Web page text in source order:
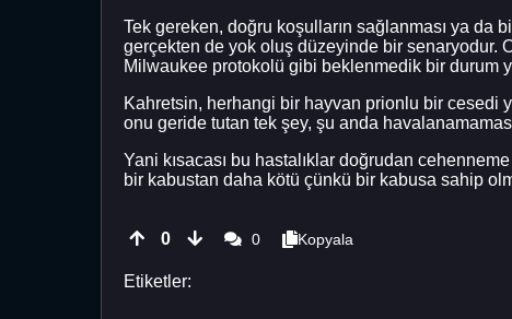
Tek gereken, doğru koşulların sağlanması ya da
gerçekten de yok oluş düzeyinde bir senaryodur.
Milwaukee protokolü gibi beklenmedik bir durum
Kahretsin, herhangi bir hayvan prionlu bir cesedi
onu geride tutan tek şey, şu anda
Yani kısacası bu hastalıklar doğrudan
bir kabustan daha kötü çünkü bir kabusa sahip
0 0 Kopyala
Etiketler: